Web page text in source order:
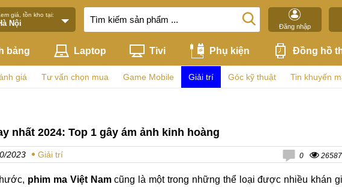
giá, tồn kho tại:
Đăng nhập
bảng Laptop Tivi Phụ kiện Đồng hồ
giá Tư vấn chọn mua Game Mobile Giải trí Góc kỹ thuật Tin khuyến
nhất 2024: Top 1 gây ám ảnh kinh hoàng
2023 Giải trí 0 26587
phim ma Việt Namcũng là một trong những thể loại được nhiều khán